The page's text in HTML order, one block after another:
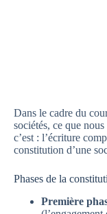
Dans le cadre du
sociétés, ce que
c’est : l’écriture
constitution d’une
Phases de la
Première